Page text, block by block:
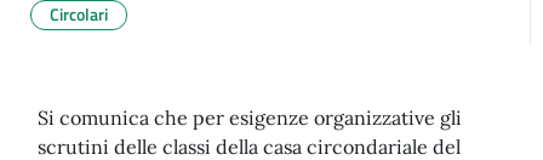
Circolari
Si comunica che per esigenze organizzative gli
scrutini delle classi della casa circondariale del